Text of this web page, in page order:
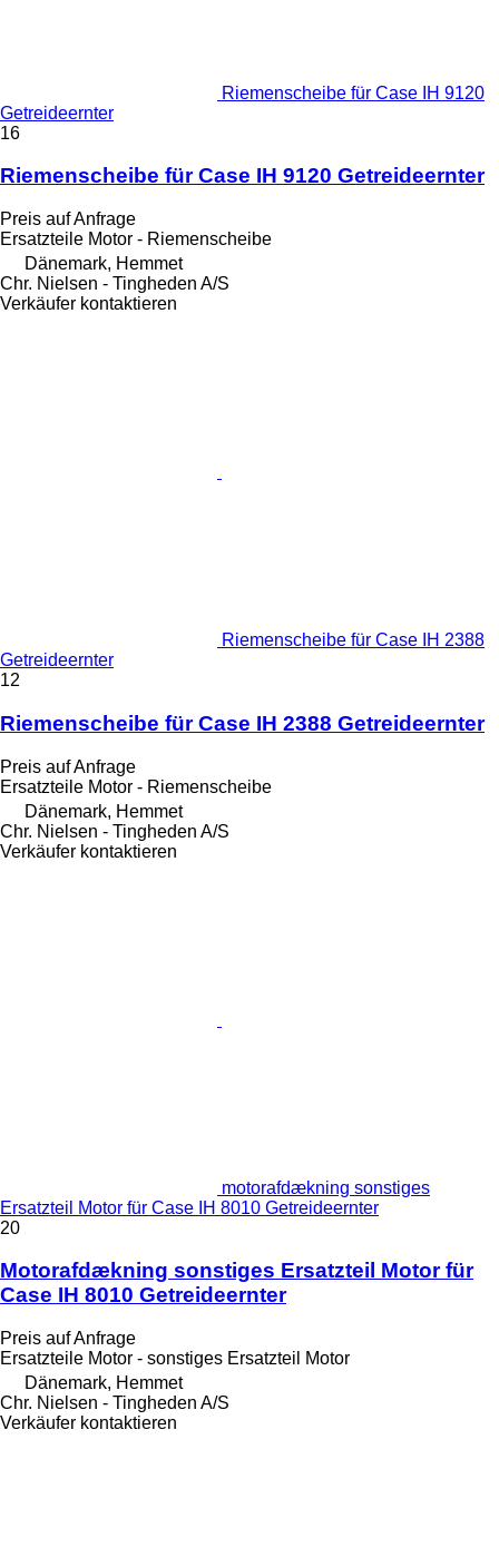
Riemenscheibe für Case IH 9120
Getreideernter
16
Riemenscheibe für Case IH 9120 Getreideernter
Preis auf Anfrage
Ersatzteile Motor - Riemenscheibe
Dänemark, Hemmet
Chr. Nielsen - Tingheden A/S
Verkäufer kontaktieren
Riemenscheibe für Case IH 2388
Getreideernter
12
Riemenscheibe für Case IH 2388 Getreideernter
Preis auf Anfrage
Ersatzteile Motor - Riemenscheibe
Dänemark, Hemmet
Chr. Nielsen - Tingheden A/S
Verkäufer kontaktieren
motorafdækning sonstiges
Ersatzteil Motor für Case IH 8010 Getreideernter
20
Motorafdækning sonstiges Ersatzteil Motor für
Case IH 8010 Getreideernter
Preis auf Anfrage
Ersatzteile Motor - sonstiges Ersatzteil Motor
Dänemark, Hemmet
Chr. Nielsen - Tingheden A/S
Verkäufer kontaktieren